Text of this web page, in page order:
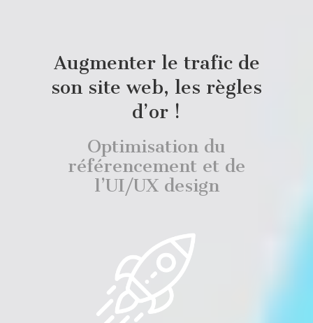
Augmenter le trafic de
son site web, les règles
d’or !
Optimisation du
référencement et de
l’UI/UX design